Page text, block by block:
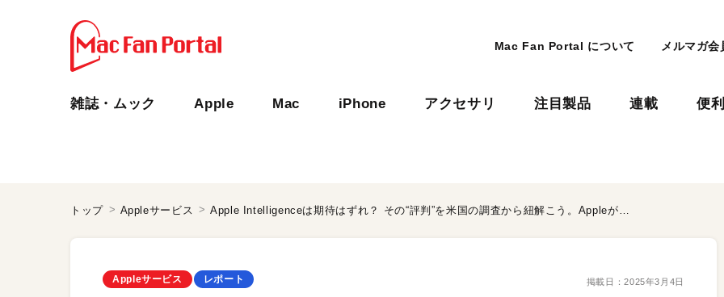
Mac Fan Portal について メルマガ会
雑誌・ムック Apple Mac iPhone アクセサリ 注目製品 連載 便
トップ Appleサービス Apple Intelligenceは期待はずれ？ その“評判”を米国の調査から紐解こう。Appleが目指すのは“自然”な体験の拡張と向上
Appleサービス レポート 掲載日：2025年3月4日